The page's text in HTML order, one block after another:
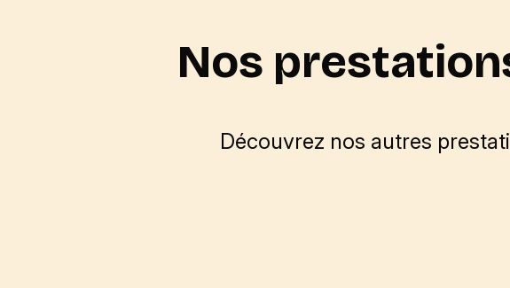
Nos
Découvrez nos autres